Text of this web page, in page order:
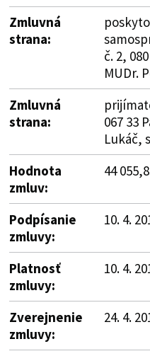
Zmluvná
strana:
č. 2,
MUDr.
Zmluvná
strana:
067 33
Lukáč,
Hodnota
zmluv:
44
Podpísanie
zmluvy:
10. 4.
Platnosť
zmluvy:
10. 4.
Zverejnenie
zmluvy:
24. 4.